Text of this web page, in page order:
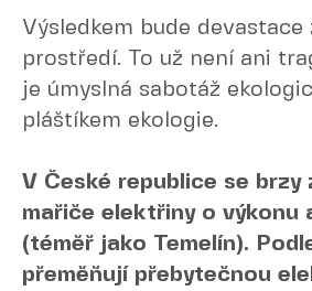
Výsledkem bude
prostředí. To už není ani
je úmyslná sabotáž
pláštíkem ekologie.
V České republice se brzy
mařiče elektřiny o výkonu
(téměř jako Temelín).
přeměňují přebytečnou